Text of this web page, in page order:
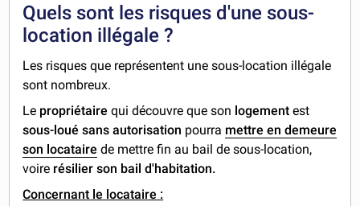
Quels sont les risques d'une sous-
location illégale ?
Les risques que représentent une sous-location illégale
sont nombreux.
Le propriétairequi découvre que son logementest
sous-loué sans autorisation pourra mettre en demeure
son locataire de mettre fin au bail de sous-location,
voire résilier son bail d'habitation.
Concernant le locataire :